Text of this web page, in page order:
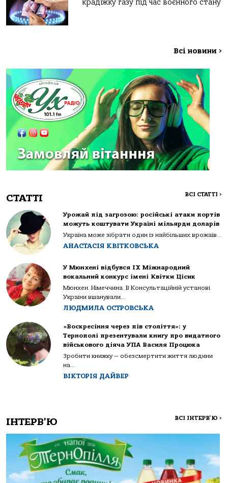
крадіжку газу під час воєнного стану
Всі новини >
СТАТТІ ВСІ СТАТТІ >
Урожай під загрозою: російські атаки портів
можуть коштувати Україні мільярди доларів
Україна може зібрати один із найбільших врожаїв...
АНАСТАСІЯ КВІТКОВСЬКА
У Мюнхені відбувся IX Міжнародний
вокальний конкурс імені Квітки Цісик
Мюнхен. Німеччина. В Консультаційній установі
України вшанували...
ЛЮДМИЛА ОСТРОВСЬКА
«Воскресіння через пів століття»: у
Тернополі презентували книгу про видатного
військового діяча УПА Василя Процюка
Зробити книжку — обезсмертити життя людини
на...
ВІКТОРІЯ ДАЙВЕР
ІНТЕРВ'Ю ВСІ ІНТЕРВ'Ю >